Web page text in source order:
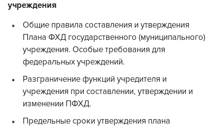
учреждения
Общие правила составления и утверждения
Плана ФХД государственного (муниципального)
учреждения. Особые требования для
федеральных учреждений.
Разграничение функций учредителя и
учреждения при составлении, утверждении и
изменении ПФХД.
Предельные сроки утверждения плана